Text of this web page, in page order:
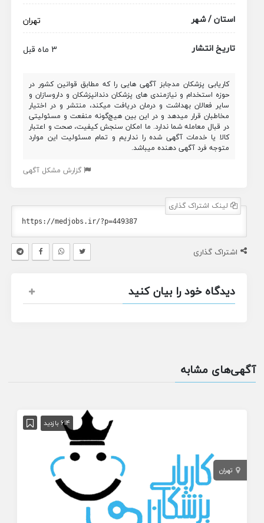
استان / شهر
تهران
تاریخ انتشار
3 ماه قبل
کاریابی پزشکان مدجابز آگهی هایی را که مطابق قوانین کشور در
حوزه استخدام و نیازمندی های پزشکان دندانپزشکان و داروسازان و
سایر فعالان بهداشت و درمان دریافت میکند، منتشر و در اختیار
مخاطبان قرار میدهد و در این بین هیچ‌گونه منفعت و مسئولیتی
در قبال معامله شما ندارد. ما امکان سنجش کیفیت، صحت و اعتبار
کالا یا خدمات آگهی شده را نداریم و تمام مسئولیت این موارد
متوجه فرد آگهی دهنده میباشد.
گزارش مشکل آگهی
لینک اشتراک گذاری
اشتراک گذاری
دیدگاه خود را بیان کنید
آگهی‌های مشابه
614 بازدید
تهران